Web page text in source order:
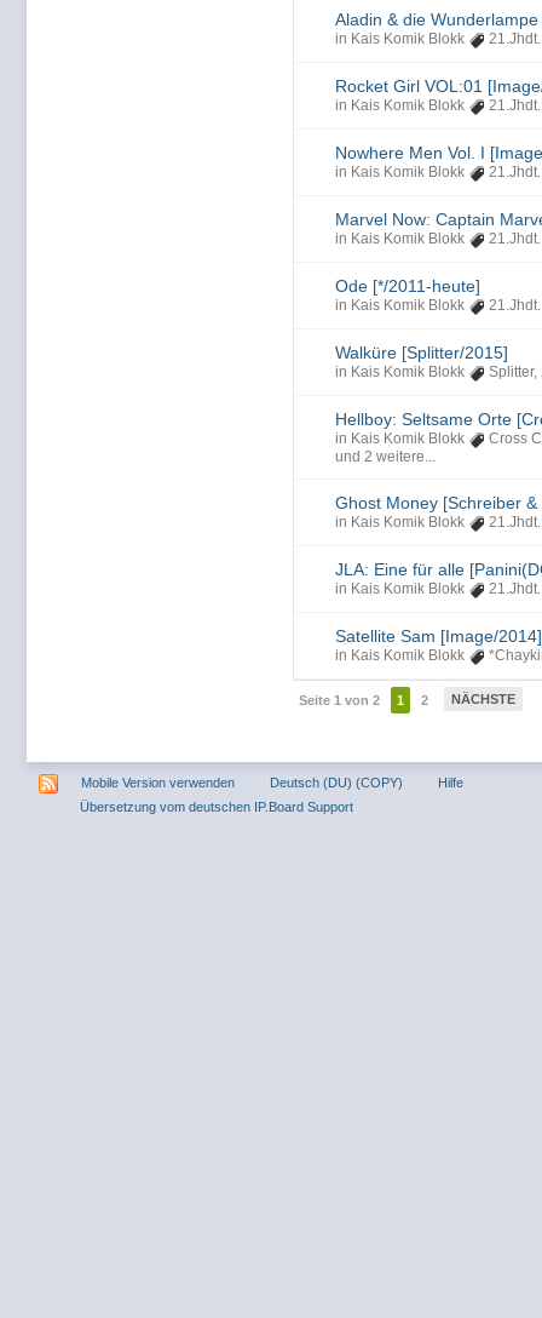
Aladin & die
in Kais Komik Blokk 21.Jhdt.
Rocket Girl VOL:01
in Kais Komik Blokk 21.Jhdt.
Nowhere Men Vol. I
in Kais Komik Blokk 21.Jhdt.
Marvel Now: Captain
in Kais Komik Blokk 21.Jhdt.
Ode [*/2011-heute]
in Kais Komik Blokk 21.Jhdt.
Walküre [Splitter/2015]
in Kais Komik Blokk Splitter,
Hellboy: Seltsame Orte
in Kais Komik Blokk
Cross
und 2 weitere...
Ghost Money [Schreiber
in Kais Komik Blokk 21.Jhdt.
JLA: Eine für alle
in Kais Komik Blokk 21.Jhdt.
Satellite Sam [Image/2014]
in Kais Komik Blokk
Seite 1 von 2 1 2 NÄCHSTE
Mobile Version verwenden Deutsch (DU) (COPY)
Hilfe
Übersetzung vom deutschen IP.Board Support